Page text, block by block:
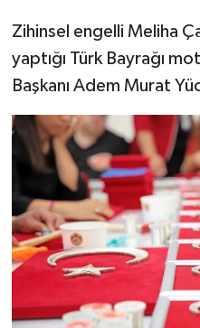
Zihinsel engelli Meliha
yaptığı Türk Bayrağı
Başkanı Adem Murat